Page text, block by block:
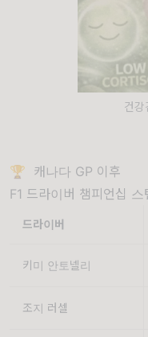
건
🏆 캐나다 GP 이후
F1 드라이버 챔피언십 스
드라이버
키미 안토넬리
조지 러셀